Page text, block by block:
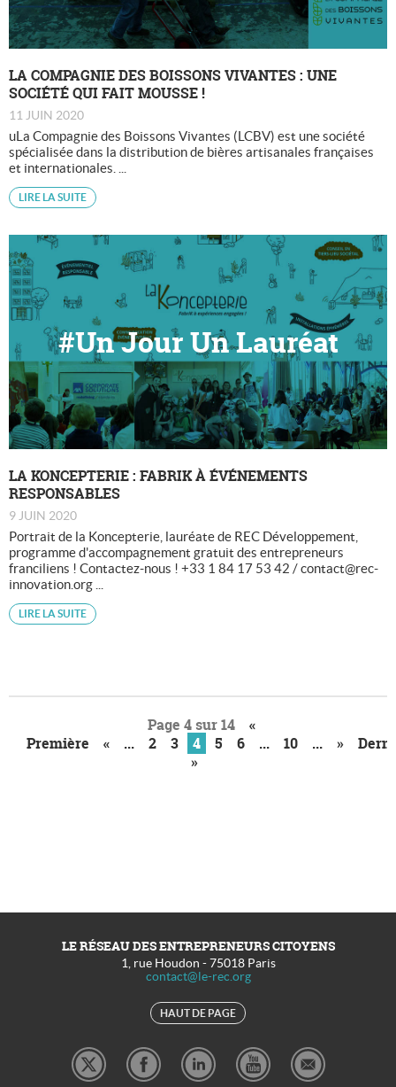
LA COMPAGNIE DES BOISSONS VIVANTES : UNE
SOCIÉTÉ QUI FAIT MOUSSE !
11 JUIN 2020
uLa Compagnie des Boissons Vivantes (LCBV) est une société
spécialisée dans la distribution de bières artisanales françaises
et internationales. ...
LIRE LA SUITE
#Un Jour Un Lauréat
LA KONCEPTERIE : FABRIK À ÉVÉNEMENTS
RESPONSABLES
9 JUIN 2020
Portrait de la Koncepterie, lauréate de REC Développement,
programme d'accompagnement gratuit des entrepreneurs
franciliens ! Contactez-nous ! +33 1 84 17 53 42 / contact@rec-
innovation.org ...
LIRE LA SUITE
Page 4 sur 14
«
Première
« ... 2 3 4 5 6 ... 10 ... »
»
LE RÉSEAU DES ENTREPRENEURS CITOYENS
1, rue Houdon -75018 Paris
contact@le-rec.org
HAUT DE PAGE